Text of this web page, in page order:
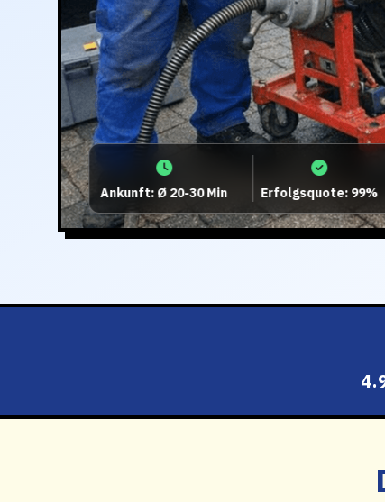
Ankunft: Ø 20-30 Min Erfolgsquote: 99%